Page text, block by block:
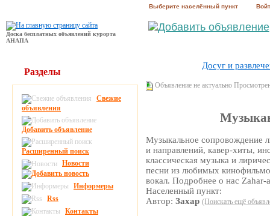
Выберите населённый пункт
Доска бесплатных объявлений курорта
АНАПА
Досуг и
Объявление не актуально
Музыкальное сопровождение
и направлений, кавер-хиты,
классическая музыка и
песни из любимых
вокал. Подробнее о нас
Населенный пункт:
Автор:Захар (Поискать ещё
Разделы
Свежие
объявления
Добавить объявление
Расширенный поиск
Новости
Информеры
Rss
Контакты